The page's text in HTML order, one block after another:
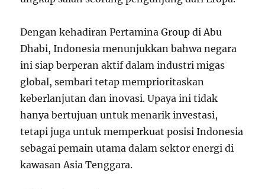
Dengan kehadiran Pertamina Group di Abu
Dhabi, Indonesia menunjukkan bahwa negara
ini siap berperan aktif dalam industri migas
global, sembari tetap memprioritaskan
keberlanjutan dan inovasi. Upaya ini tidak
hanya bertujuan untuk menarik investasi,
tetapi juga untuk memperkuat posisi Indonesia
sebagai pemain utama dalam sektor energi di
kawasan Asia Tenggara.